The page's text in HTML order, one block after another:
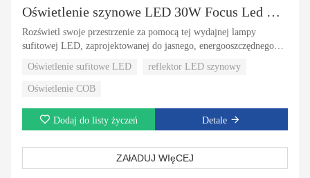
Oświetlenie szynowe LED 30W Focus Led Regulowane Oświetlenie szynowe Zoomable Regulowane Oświetlenie szynowe 360
Rozświetl swoje przestrzenie za pomocą tej wydajnej lampy
sufitowej LED, zaprojektowanej do jasnego, energooszczędnego
przestrzeni komercyjnych, łączy funkcjonalność z nowoczesnym
wzornictwem, aby ulepszyć każde otoczenie.
Oświetlenie sufitowe LED reflektor LED szynowy
Oświetlenie COB
Dodaj do listy życzeń Detale
ZAłADUJ WIęCEJ